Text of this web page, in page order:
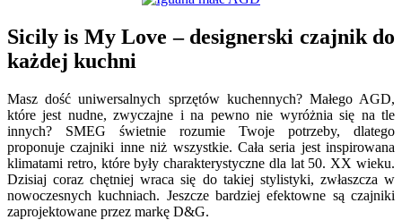
Sicily is My Love – designerski czajnik do
każdej kuchni
Masz dość uniwersalnych sprzętów kuchennych? Małego AGD,
które jest nudne, zwyczajne i na pewno nie wyróżnia się na tle
innych? SMEG świetnie rozumie Twoje potrzeby, dlatego
proponuje czajniki inne niż wszystkie. Cała seria jest inspirowana
klimatami retro, które były charakterystyczne dla lat 50. XX wieku.
Dzisiaj coraz chętniej wraca się do takiej stylistyki, zwłaszcza w
nowoczesnych kuchniach. Jeszcze bardziej efektowne są czajniki
zaprojektowane przez markę D&G.